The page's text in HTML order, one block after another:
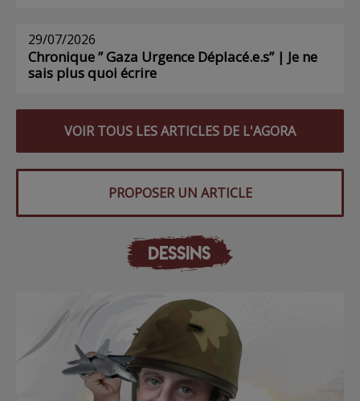
29/07/2026
Chronique ” Gaza Urgence Déplacé.e.s” | Je ne
sais plus quoi écrire
VOIR TOUS LES ARTICLES DE L'AGORA
PROPOSER UN ARTICLE
DESSINS